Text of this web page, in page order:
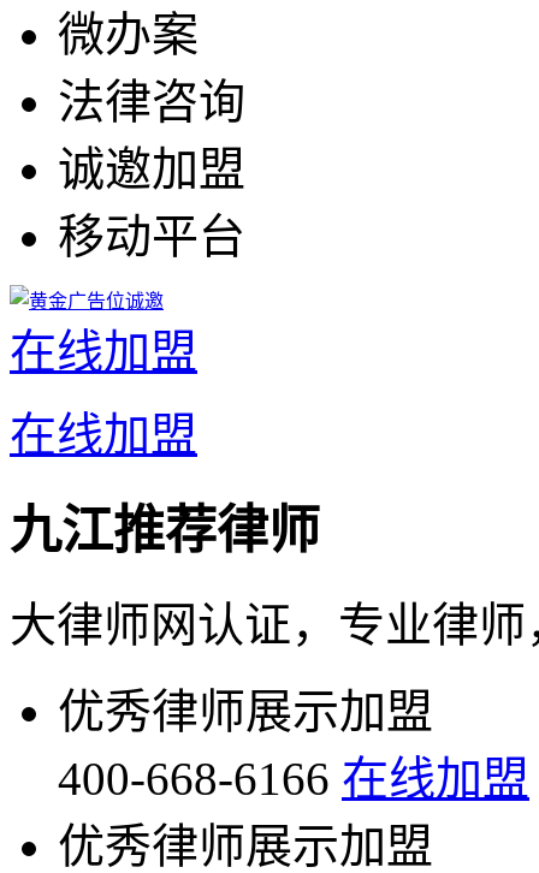
微办案
法律咨询
诚邀加盟
移动平台
在线加盟
在线加盟
九江推荐律师
大律师网认证，专业律
优秀律师展示加盟
400-668-6166 在线加盟
优秀律师展示加盟